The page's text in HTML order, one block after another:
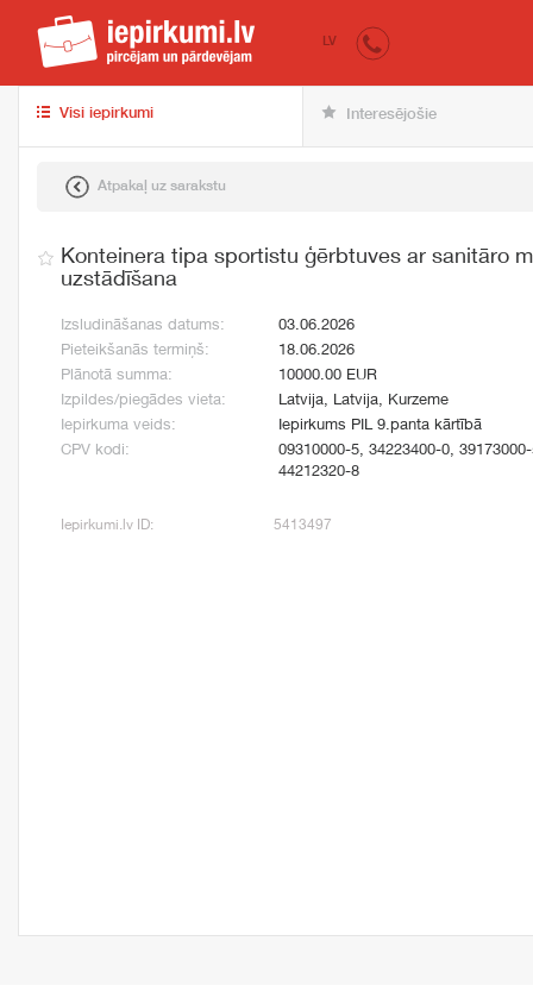
iepirkumi.lv
LV
Visi iepirkumi Interesējošie
Atpakaļ uz sarakstu
Konteinera tipa sportistu ģērbtuves ar sanitāro
uzstādīšana
Izsludināšanas datums:
03.06.2026
Pieteikšanās termiņš:
18.06.2026
Plānotā summa:
10000.00 EUR
Izpildes/piegādes vieta:
Latvija, Latvija, Kurzeme
Iepirkuma veids:
Iepirkums PIL 9.panta kārtībā
CPV kodi:
09310000-5, 34223400-0,
44212320-8
Iepirkumi.lv ID: 5413497